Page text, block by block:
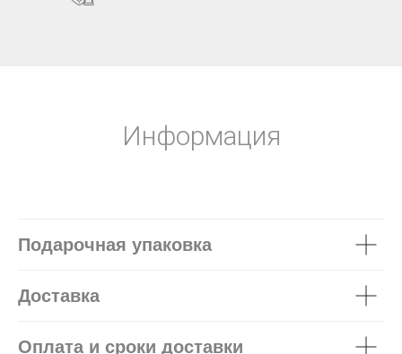
Информация
Подарочная упаковка
Доставка
Оплата и сроки доставки